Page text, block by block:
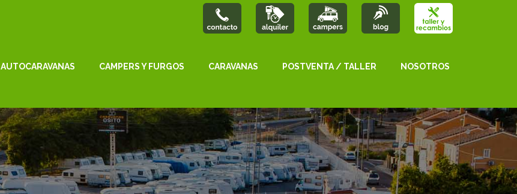
AUTOCARAVANAS CAMPERS Y FURGOS CARAVANAS POSTVENTA / TALLER NOSOTROS